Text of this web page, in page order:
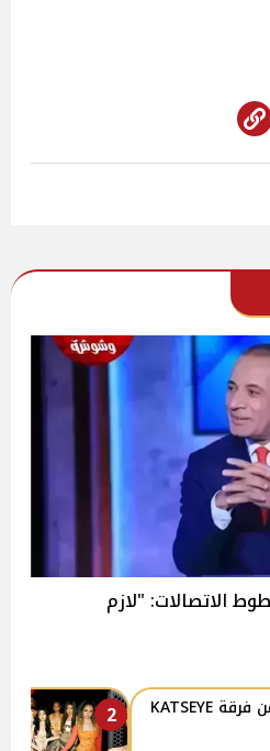
الاتصالات: "لازم
2
للمرة الثانية.. بطلة أخرى من فرقة KATSEYE